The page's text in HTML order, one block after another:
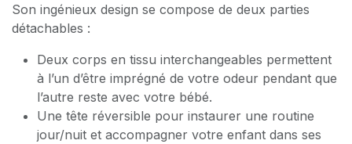
Son ingénieux design se compose de deux parties
détachables :
Deux corps en tissu interchangeables permettent
à l’un d’être imprégné de votre odeur pendant que
l’autre reste avec votre bébé.
Une tête réversible pour instaurer une routine
jour/nuit et accompagner votre enfant dans ses